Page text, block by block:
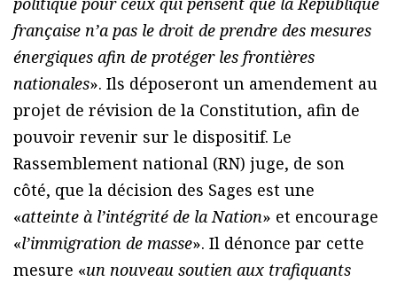
française n’a pas le droit de prendre des mesures
énergiques afin de protéger les frontières
nationales». Ils déposeront un amendement au
projet de révision de la Constitution, afin de
pouvoir revenir sur le dispositif. Le
Rassemblement national (RN) juge, de son
côté, que la décision des Sages est une
«atteinte à l’intégrité de la Nation» et encourage
«l’immigration de masse». Il dénonce par cette
mesure «un nouveau soutien aux trafiquants